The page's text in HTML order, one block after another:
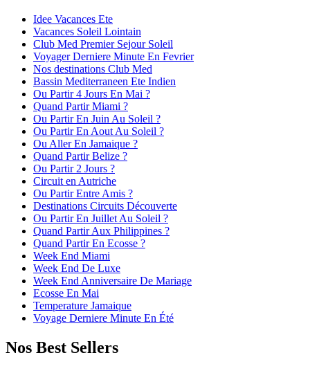
Idee Vacances Ete
Vacances Soleil Lointain
Club Med Premier Sejour Soleil
Voyager Derniere Minute En Fevrier
Nos destinations Club Med
Bassin Mediterraneen Ete Indien
Ou Partir 4 Jours En Mai ?
Quand Partir Miami ?
Ou Partir En Juin Au Soleil ?
Ou Partir En Aout Au Soleil ?
Ou Aller En Jamaique ?
Quand Partir Belize ?
Ou Partir 2 Jours ?
Circuit en Autriche
Ou Partir Entre Amis ?
Destinations Circuits Découverte
Ou Partir En Juillet Au Soleil ?
Quand Partir Aux Philippines ?
Quand Partir En Ecosse ?
Week End Miami
Week End De Luxe
Week End Anniversaire De Mariage
Ecosse En Mai
Temperature Jamaique
Voyage Derniere Minute En Été
Nos Best Sellers